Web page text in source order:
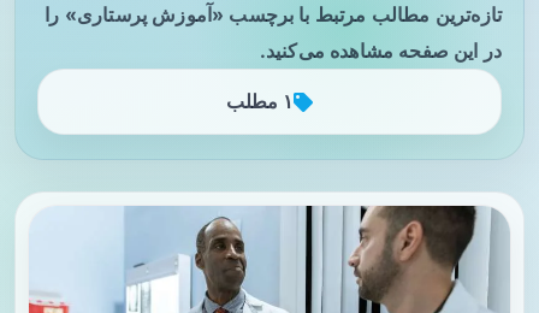
تازه‌ترین مطالب مرتبط با برچسب «آموزش پرستاری» را
در این صفحه مشاهده می‌کنید.
۱ مطلب